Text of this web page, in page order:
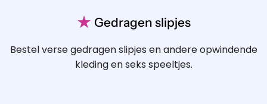
★ Gedragen slipjes
Bestel verse gedragen slipjes en andere opwindende
kleding en seks speeltjes.